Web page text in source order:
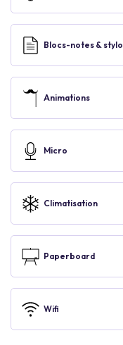
Blocs-notes & stylo
Animations
Micro
Climatisation
Paperboard
Wifi